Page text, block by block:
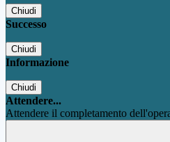
Chiudi
Successo
Chiudi
Informazione
Chiudi
Attendere...
Attendere il completamento